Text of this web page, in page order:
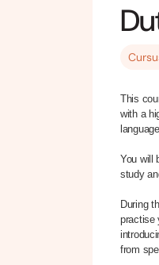
This
with a
You will
study
During
practise
from